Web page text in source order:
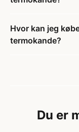
Hvor kan jeg
termokande?
Du er